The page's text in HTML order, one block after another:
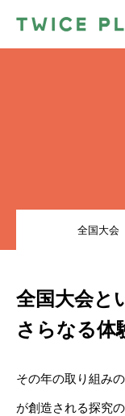
FEATURE
トーク力強化｜探
全国大会
全国大会と
さらなる体
その年の取り組み
が創造される探究